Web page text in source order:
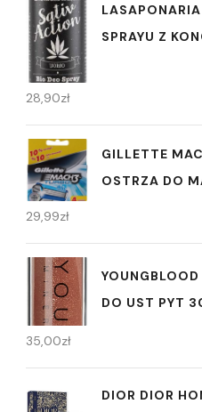
SPRAYU Z
28,90zł
GILLETTE
OSTRZA DO
29,99zł
DO UST PYT
35,00zł
DIOR DIOR